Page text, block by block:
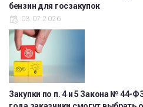
бензин для госзакупок
03.07.2026
Закупки по п. 4 и 5 Закона № 44-